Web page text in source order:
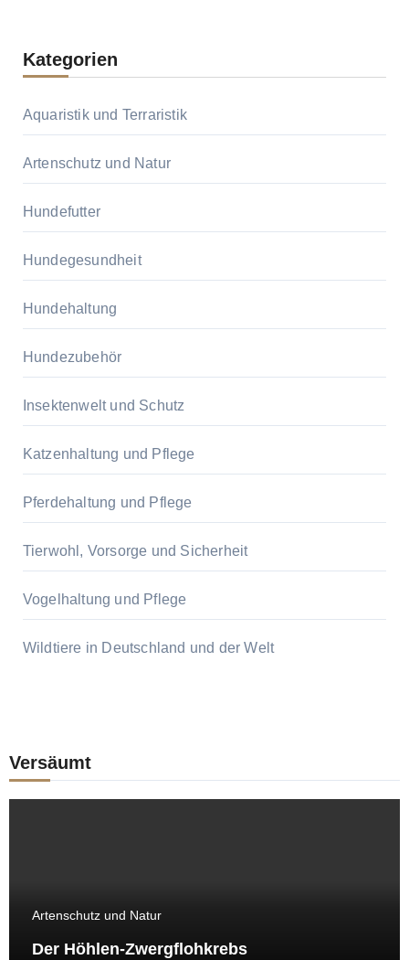
Kategorien
Aquaristik und Terraristik
Artenschutz und Natur
Hundefutter
Hundegesundheit
Hundehaltung
Hundezubehör
Insektenwelt und Schutz
Katzenhaltung und Pflege
Pferdehaltung und Pflege
Tierwohl, Vorsorge und Sicherheit
Vogelhaltung und Pflege
Wildtiere in Deutschland und der Welt
Versäumt
Artenschutz und Natur
Der Höhlen-Zwergflohkrebs